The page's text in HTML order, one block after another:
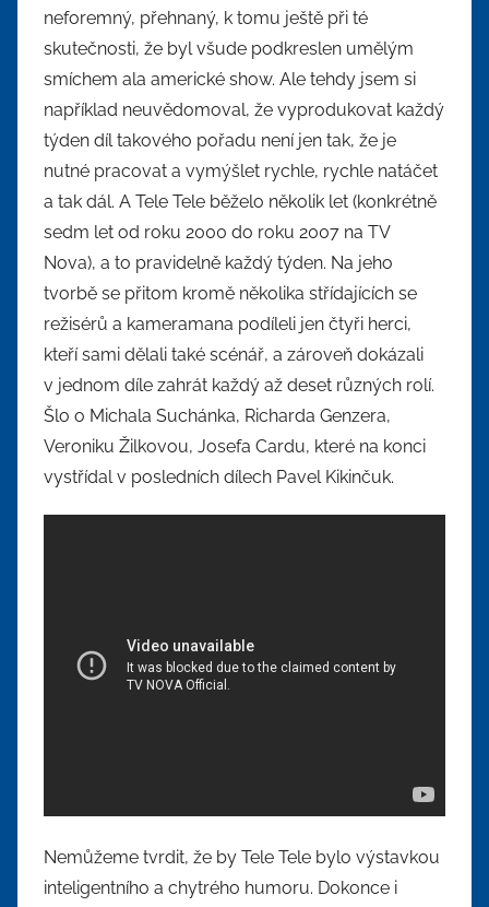
neforemný, přehnaný, k tomu ještě při té
skutečnosti, že byl všude podkreslen umělým
smíchem ala americké show. Ale tehdy jsem si
například neuvědomoval, že vyprodukovat každý
týden díl takového pořadu není jen tak, že je
nutné pracovat a vymýšlet rychle, rychle natáčet
a tak dál. A Tele Tele běželo několik let (konkrétně
sedm let od roku 2000 do roku 2007 na TV
Nova), a to pravidelně každý týden. Na jeho
tvorbě se přitom kromě několika střídajících se
režisérů a kameramana podíleli jen čtyři herci,
kteří sami dělali také scénář, a zároveň dokázali
v jednom díle zahrát každý až deset různých rolí.
Šlo o Michala Suchánka, Richarda Genzera,
Veroniku Žilkovou, Josefa Cardu, které na konci
vystřídal v posledních dílech Pavel Kikinčuk.
Nemůžeme tvrdit, že by Tele Tele bylo výstavkou
inteligentního a chytrého humoru. Dokonce i